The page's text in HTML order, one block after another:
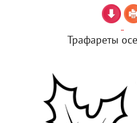
Трафареты